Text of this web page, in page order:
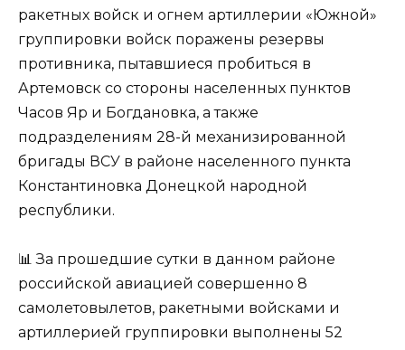
ракетных войск и огнем артиллерии «Южной»
группировки войск поражены резервы
противника, пытавшиеся пробиться в
Артемовск со стороны населенных пунктов
Часов Яр и Богдановка, а также
подразделениям 28-й механизированной
бригады ВСУ в районе населенного пункта
Константиновка Донецкой народной
республики.
📊 За прошедшие сутки в данном районе
российской авиацией совершенно 8
самолетовылетов, ракетными войсками и
артиллерией группировки выполнены 52